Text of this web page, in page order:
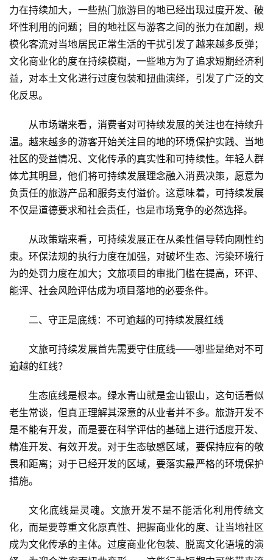
首
景
区
力在持续加大，一些热门旅游目的地已经出现过度开发、破
坏性利用的问题；目的地社区与游客之间的张力在加剧，规
模化客流对当地居民正常生活的干扰引发了越来越多反弹；
文化商业化的度在持续模糊，一些地方为了追求短期经济利
益，对本土文化进行过度包装和扭曲演绎，引发了广泛的文
化反思。
从市场端来看，消费者对可持续发展的关注也在持续升
温。越来越多的游客开始关注目的地的环境保护实践、当地
社区的受益情况、文化传承的真实性和可持续性。年轻人群
体尤其明显，他们将可持续发展理念融入消费决策，愿意为
负责任的旅游产品和服务支付溢价。这意味着，可持续发展
不仅是道德要求和社会责任，也是市场竞争的必然选择。
从政策端来看，可持续发展正在从柔性倡导转向刚性约
束。环保法规的执行力度在加强，对破坏生态、污染环境行
为的处罚力度在加大；文旅项目的审批门槛在提高，环评、
能评、社会风险评估成为项目落地的必要条件。
二、守正是底线：不可逾越的可持续发展红线
文旅可持续发展首先需要守住底线——哪些是绝对不可
逾越的红线？
生态底线是根本。绿水青山就是金山银山，这句话看似
老生常谈，但真正理解其深意的从业者并不多。旅游开发不
是不能有开发，而是要在科学评估的基础上进行适度开发、
精准开发、有效开发。对于生态敏感区域，要保持应有的敬
畏和距离；对于已经开发的区域，要落实最严格的环境保护
措施。
文化底线是灵魂。文旅开发不是不能活化利用传统文
化，而是要尊重文化原真性、把握商业化的度、让当地社区
成为文化传承的主体。过度商业化包装、脱离文化语境的演